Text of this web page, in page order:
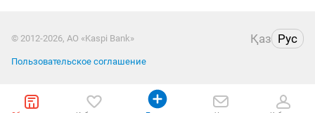
Объявления в Костанае
Объявления в Павлодаре
© 2012-2026, АО «Kaspi Bank» Қаз Рус
Пользовательское соглашение